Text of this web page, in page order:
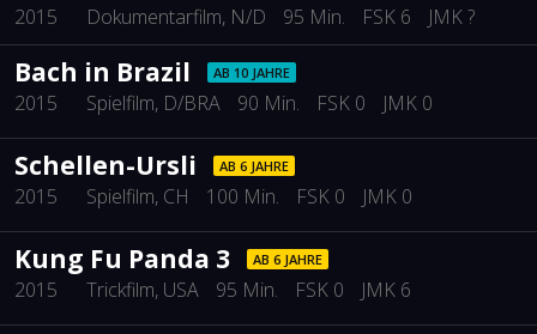
2015 Dokumentarfilm, N/D 95 Min. FSK 6 JMK ?
Bach in Brazil AB 10 JAHRE
2015 Spielfilm, D/BRA 90 Min. FSK 0 JMK 0
Schellen-Ursli AB 6 JAHRE
2015 Spielfilm, CH 100 Min. FSK 0 JMK 0
Kung Fu Panda 3 AB 6 JAHRE
2015 Trickfilm, USA 95 Min. FSK 0 JMK 6